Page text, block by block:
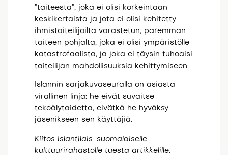
”taiteesta”, joka ei olisi korkeintaan
keskikertaista ja jota ei olisi kehitetty
ihmistaiteilijoilta varastetun, paremman
taiteen pohjalta, joka ei olisi ympäristölle
katastrofaalista, ja joka ei täysin tuhoaisi
taiteilijan mahdollisuuksia kehittymiseen.
Islannin sarjakuvaseuralla on asiasta
virallinen linja: he eivät suvaitse
tekoälytaidetta, eivätkä he hyväksy
jäsenikseen sen käyttäjiä.
Kiitos Islantilais-suomalaiselle
kulttuurirahastolle tuesta artikkelille.